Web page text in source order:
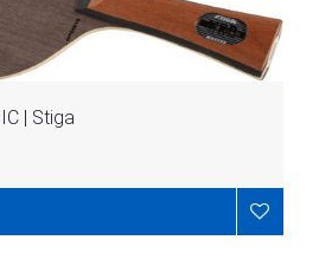
| Stiga